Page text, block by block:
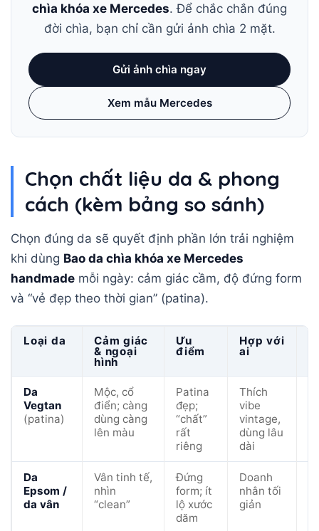
chìa khóa xe Mercedes. Để chắc chắn đúng
đời chìa, bạn chỉ cần gửi ảnh chìa 2 mặt.
Gửi ảnh chìa ngay
Xem mẫu Mercedes
Chọn chất liệu da & phong
cách (kèm bảng so sánh)
Chọn đúng da sẽ quyết định phần lớn trải nghiệm
khi dùng Bao da chìa khóa xe Mercedes
handmade mỗi ngày: cảm giác cầm, độ đứng form
và “vẻ đẹp theo thời gian” (patina).
Loại da Cảm giác
& ngoại
hình
Ưu
điểm
Hợp với
ai
Da
Vegtan
(patina)
Mộc, cổ
điển; càng
dùng càng
lên màu
Patina
đẹp;
“chất”
rất
riêng
Thích
vibe
vintage,
dùng lâu
dài
Da
Epsom /
da vân
Vân tinh tế,
nhìn
“clean”
Đứng
form; ít
lộ xước
dăm
Doanh
nhân tối
giản